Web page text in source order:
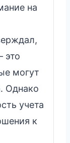
на
это
могут
Однако
учета
к